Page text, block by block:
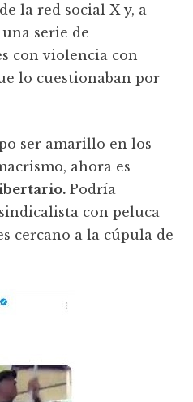
la red social X y, a
serie de
con violencia con
lo cuestionaban por
ser amarillo en los
ahora es
Podría
con peluca
cercano a la cúpula de